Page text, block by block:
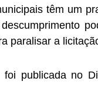
têm um
paralisar a
foi publicada no